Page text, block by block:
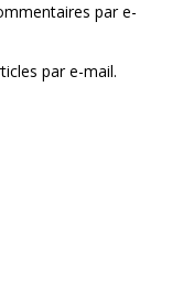
par e-
par e-mail.